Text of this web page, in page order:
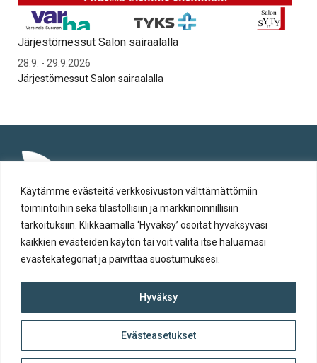
Käytämme evästeitä verkkosivuston välttämättömiin
toimintoihin sekä tilastollisiin ja markkinoinnillisiin
tarkoituksiin. Klikkaamalla ‘Hyväksy’ osoitat hyväksyväsi
kaikkien evästeiden käytön tai voit valita itse haluamasi
evästekategoriat ja päivittää suostumuksesi.
Evästeasetukset
Hyväksy
Järjestömessut Salon sairaalalla
28.9. - 29.9.2026
Järjestömessut Salon sairaalalla
ylös
Saavutettavuusseloste
© Salon kaupunki 2020 • All rights reserved.